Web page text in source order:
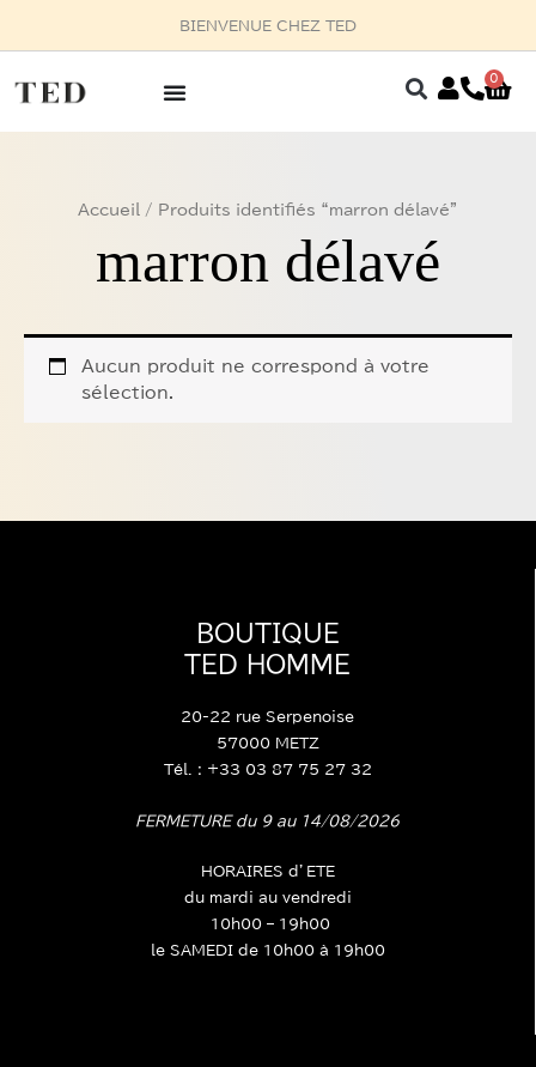
BIENVENUE CHEZ TED
0
Accueil / Produits identifiés “marron délavé”
marron délavé
Aucun produit ne correspond à votre
sélection.
BOUTIQUE
TED HOMME
20-22 rue Serpenoise
57000 METZ
Tél. : +33 03 87 75 27 32
FERMETURE du 9 au 14/08/2026
HORAIRES d’ETE
du mardi au vendredi
10h00 – 19h00
le SAMEDI de 10h00 à 19h00